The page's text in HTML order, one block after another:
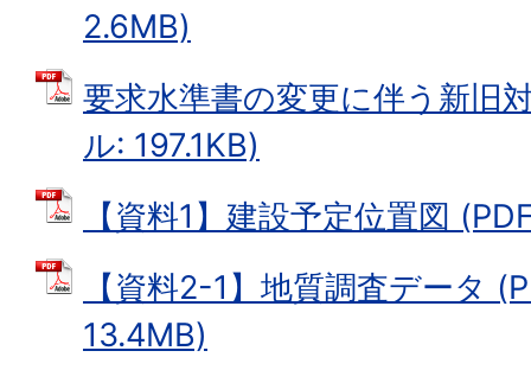
2.6MB)
要求水準書の変更に伴う新旧
ル: 197.1KB)
【資料1】建設予定位置図
【資料2-1】地質調査データ
13.4MB)